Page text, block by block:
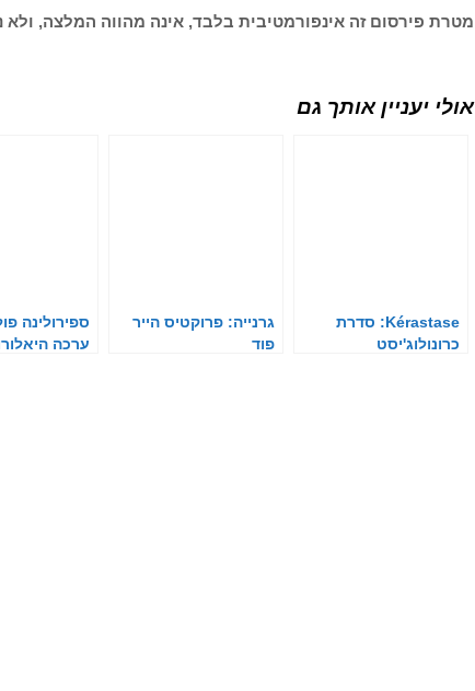
מטרת פירסום זה אינפורמטיבית בלבד, אינה מהווה המלצה, ולא
אולי יעניין אותך גם
Kérastase: סדרת
כרונולוג'יסט
גרנייה: פרוקטיס הייר
פוד
ספירולינה
ערכה